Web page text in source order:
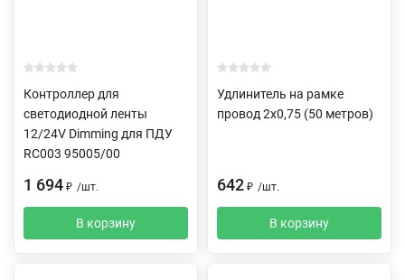
Контроллер для
светодиодной ленты
12/24V Dimming для ПДУ
RC003 95005/00
1 694 ₽ /шт.
В корзину
Удлинитель на рамке
провод 2х0,75 (50 метров)
642 ₽ /шт.
В корзину